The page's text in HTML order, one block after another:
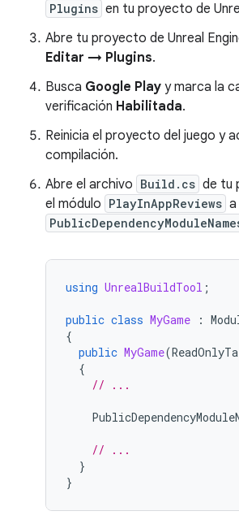
Plugins en tu proyecto de
Abre tu proyecto de Unreal
Editar → Plugins.
Busca Google Play y marca la
verificación Habilitada.
Reinicia el proyecto del juego y
compilación.
Abre el archivo Build.cs de tu
el módulo PlayInAppReviews a
using UnrealBuildTool ;
public class MyGame :
{
public MyGame(
{
// ...
// ...
}
}